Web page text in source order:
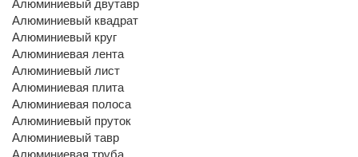
Алюминиевый двутавр
Алюминиевый квадрат
Алюминиевый круг
Алюминиевая лента
Алюминиевый лист
Алюминиевая плита
Алюминиевая полоса
Алюминиевый пруток
Алюминиевый тавр
Алюминиевая труба